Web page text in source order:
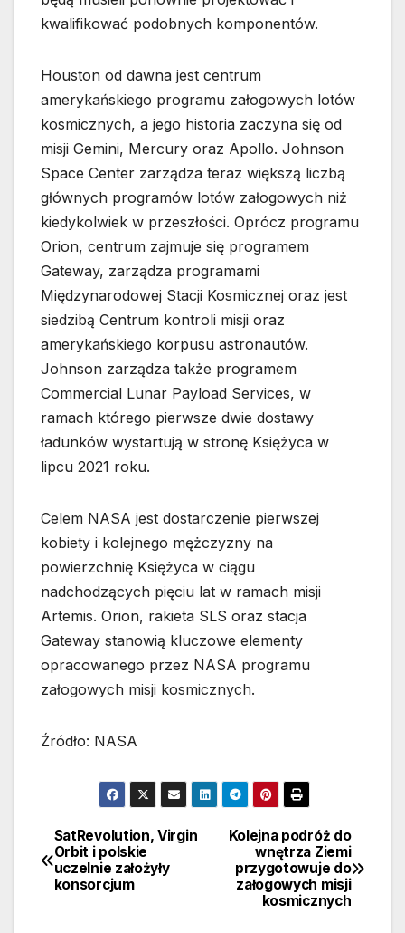
kwalifikować podobnych komponentów.
Houston od dawna jest centrum
amerykańskiego programu załogowych lotów
kosmicznych, a jego historia zaczyna się od
misji Gemini, Mercury oraz Apollo. Johnson
Space Center zarządza teraz większą liczbą
głównych programów lotów załogowych niż
kiedykolwiek w przeszłości. Oprócz programu
Orion, centrum zajmuje się programem
Gateway, zarządza programami
Międzynarodowej Stacji Kosmicznej oraz jest
siedzibą Centrum kontroli misji oraz
amerykańskiego korpusu astronautów.
Johnson zarządza także programem
Commercial Lunar Payload Services, w
ramach którego pierwsze dwie dostawy
ładunków wystartują w stronę Księżyca w
lipcu 2021 roku.
Celem NASA jest dostarczenie pierwszej
kobiety i kolejnego mężczyzny na
powierzchnię Księżyca w ciągu
nadchodzących pięciu lat w ramach misji
Artemis. Orion, rakieta SLS oraz stacja
Gateway stanowią kluczowe elementy
opracowanego przez NASA programu
załogowych misji kosmicznych.
Źródło: NASA
Nawigacja
wpisu
Kolejna podróż do
wnętrza Ziemi
przygotowuje do
załogowych misji
kosmicznych
SatRevolution, Virgin
Orbit i polskie
uczelnie założyły
konsorcjum